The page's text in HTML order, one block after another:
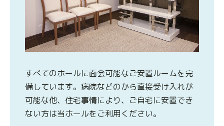
すべてのホールに面会可能なご安置ルームを完
備しています。病院などのから直接受け入れが
可能な他、住宅事情により、ご自宅に安置でき
ない方は当ホールをご利用ください。